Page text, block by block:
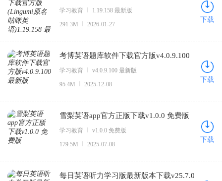
英语)1.19.158 最新版
学习教育
1.19.158 最新版
291.3M
2026-01-27
下载
考博英语题库软件下载官方版v4.0.9.100
最新版
学习教育
v4.0.9.100 最新版
95.4M
2025-12-08
下载
雪梨英语app官方正版下载v1.0.0 免费版
学习教育
v1.0.0 免费版
179.5M
2025-07-08
下载
每日英语听力学习版最新版本下载v25.7.0